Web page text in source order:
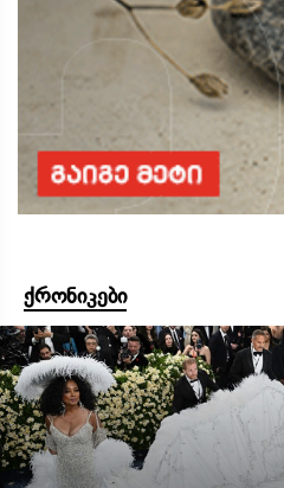
ქრონიკები